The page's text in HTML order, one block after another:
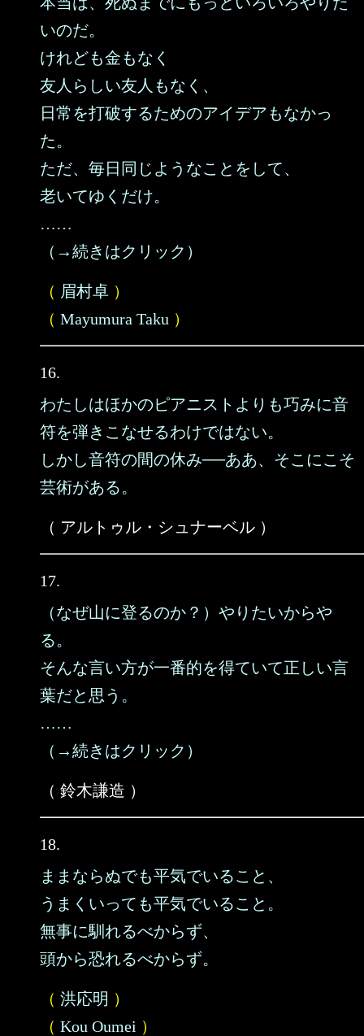
いのだ。
けれども金もなく
友人らしい友人もなく、
日常を打破するためのアイデアもなかっ
た。
ただ、毎日同じようなことをして、
老いてゆくだけ。
……
（→続きはクリック）
（ 眉村卓 ）
（ Mayumura Taku ）
16.
わたしはほかのピアニストよりも巧みに音
符を弾きこなせるわけではない。
しかし音符の間の休み──ああ、そこにこそ
芸術がある。
（ アルトゥル・シュナーベル ）
17.
（なぜ山に登るのか？）やりたいからや
る。
そんな言い方が一番的を得ていて正しい言
葉だと思う。
……
（→続きはクリック）
（ 鈴木謙造 ）
18.
ままならぬでも平気でいること、
うまくいっても平気でいること。
無事に馴れるべからず、
頭から恐れるべからず。
（ 洪応明 ）
（ Kou Oumei ）